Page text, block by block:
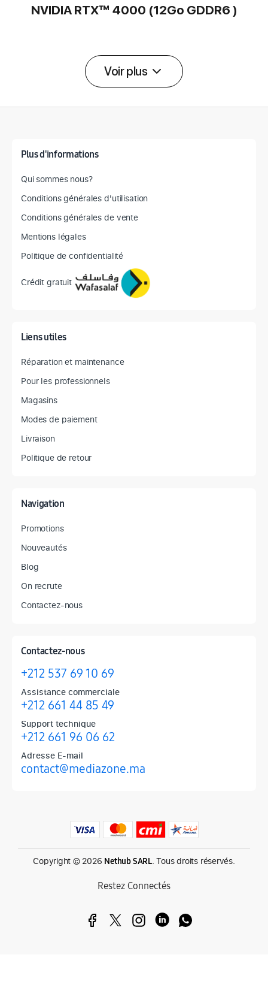
NVIDIA RTX™ 4000 (12Go GDDR6 )
Voir plus
Plus d'informations
Qui sommes nous?
Conditions générales d'utilisation
Conditions générales de vente
Mentions légales
Politique de confidentialité
Crédit gratuit
Liens utiles
Réparation et maintenance
Pour les professionnels
Magasins
Modes de paiement
Livraison
Politique de retour
Navigation
Promotions
Nouveautés
Blog
On recrute
Contactez-nous
Contactez-nous
+212 537 69 10 69
Assistance commerciale
+212 661 44 85 49
Support technique
+212 661 96 06 62
Adresse E-mail
contact@mediazone.ma
Produits phares chez Mediazone
Retrouvez chez Mediazone les références incontournables :
Copyright © 2026 Nethub SARL. Tous droits réservés.
Restez Connectés